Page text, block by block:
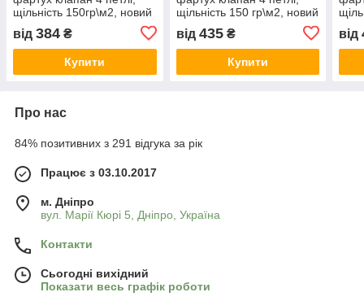
щільність 150гр\м2, новий
від 384 ₴
Купити
щільність 150 гр\м2, новий
від 435₴
Купити
від
Про нас
84% позитивних з 291 відгука за рік
Працює з 03.10.2017
м. Дніпро
вул. Марії Кюрі 5, Дніпро, Україна
Контакти
Сьогодні вихідний
Показати весь графік роботи